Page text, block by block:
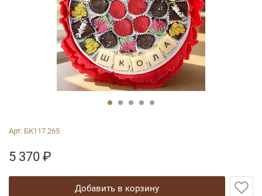
Арт: БК117.265
5 370 ₽
добавить в корзину